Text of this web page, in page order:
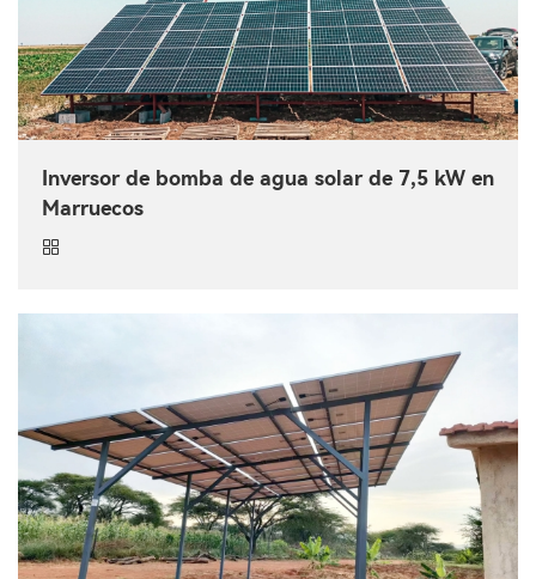
Inversor de bomba de agua solar de 7,5 kW en
Marruecos